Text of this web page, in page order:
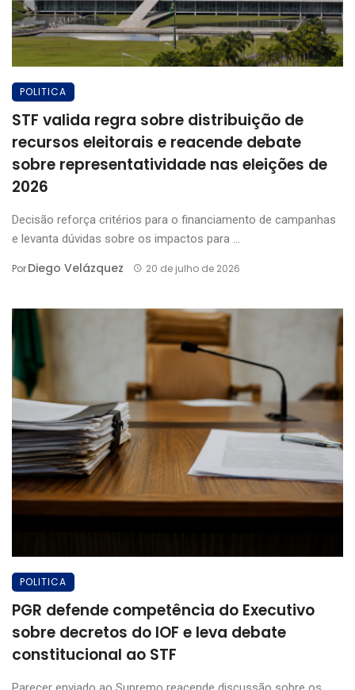
POLITICA
STF valida regra sobre distribuição de
recursos eleitorais e reacende debate
sobre representatividade nas eleições de
2026
Decisão reforça critérios para o financiamento de campanhas
e levanta dúvidas sobre os impactos para ...
PorDiego Velázquez 20 de julho de 2026
POLITICA
PGR defende competência do Executivo
sobre decretos do IOF e leva debate
constitucional ao STF